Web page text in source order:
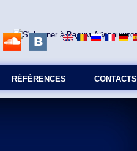
RÉFÉRENCES CONTACTS